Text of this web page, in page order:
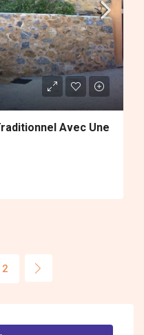
Avec Une
2